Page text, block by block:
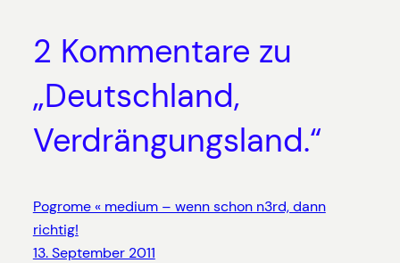
2 Kommentare zu
„Deutschland,
Verdrängungsland.“
Pogrome « medium – wenn schon n3rd, dann
richtig!
13. September 2011